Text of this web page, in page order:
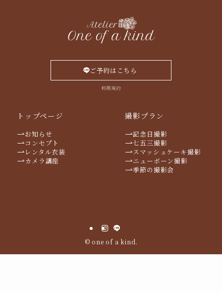
ご予約はこちら
利用規約
トップページ
お知らせ
コンセプト
レンタル衣装
カメラ講座
撮影プラン
記念日撮影
七五三撮影
スマッシュケーキ撮影
ニューボーン撮影
季節の撮影会
© one of a kind.